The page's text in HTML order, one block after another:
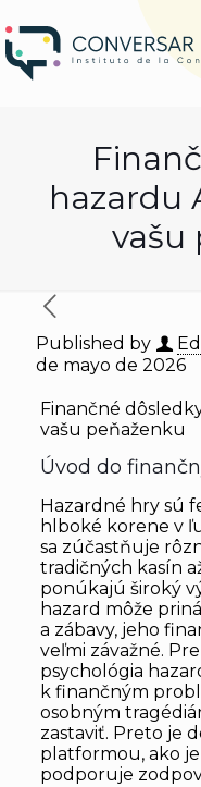
hazardu
vašu
Published by
de mayo de 2026
Finančné
vašu peňaženku
Úvod do
Hazardné hry sú
hlboké korene v
sa zúčastňuje
tradičných kasín
ponúkajú široký
hazard môže
a zábavy, jeho
veľmi závažné.
psychológia
k finančným
osobným
zastaviť. Preto je
platformou, ako je
podporuje